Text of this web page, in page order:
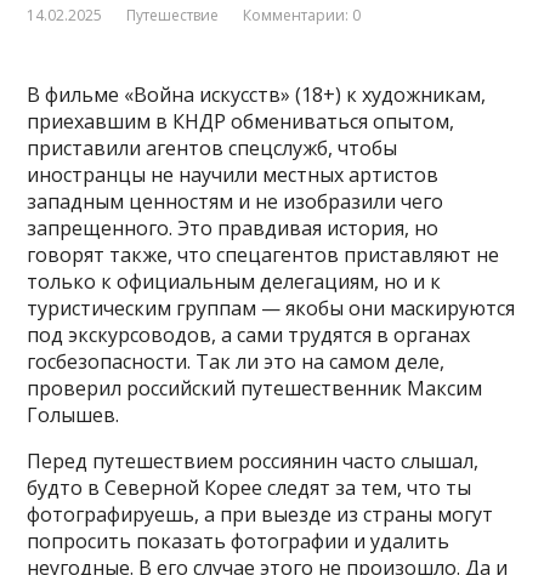
14.02.2025 Путешествие Комментарии: 0
В фильме «Война искусств» (18+) к художникам,
приехавшим в КНДР обмениваться опытом,
приставили агентов спецслужб, чтобы
иностранцы не научили местных артистов
западным ценностям и не изобразили чего
запрещенного. Это правдивая история, но
говорят также, что спецагентов приставляют не
только к официальным делегациям, но и к
туристическим группам — якобы они маскируются
под экскурсоводов, а сами трудятся в органах
госбезопасности. Так ли это на самом деле,
проверил российский путешественник Максим
Голышев.
Перед путешествием россиянин часто слышал,
будто в Северной Корее следят за тем, что ты
фотографируешь, а при выезде из страны могут
попросить показать фотографии и удалить
неугодные. В его случае этого не произошло. Да и